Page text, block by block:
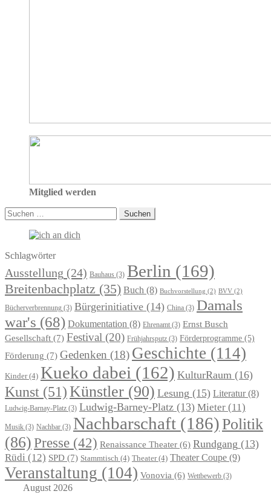
Mitglied werden
Suchen
nach:
Schlagwörter
Ausstellung (24) Bauhaus (3) Berlin (169)
Breitenbachplatz (35) Buch (8) Buchvorstellung (2) BVV (2)
Bücherverbrennung (3) Bürgerinitiative (14) China (3) Damals
war's (68) Dokumentation (8) Ehrenamt (3) Ernst Busch
Gesellschaft (7) Festival (20) Frühjahrsputz (3) Förderprogramme (5)
Förderung (7) Gedenken (18) Geschichte (114)
Kinder(4) Kueko dabei (162) KulturRaum (16)
Kunst (51)Künstler (90) Lesung (15) Literatur(8)
Ludwig-Barnay-Platz (3) Ludwig-Barney-Platz (13) Mieter (11)
Musik (3) Nachbar (3) Nachbarschaft (186)Politik
(86) Presse (42) Renaissance Theater (6) Rundgang (13)
Rüdi (12) SPD (7) Stammtisch (4) Theater(4) Theater Coupe (9)
Veranstaltung (104) Vonovia (6) Wettbewerb (3)
August 2026